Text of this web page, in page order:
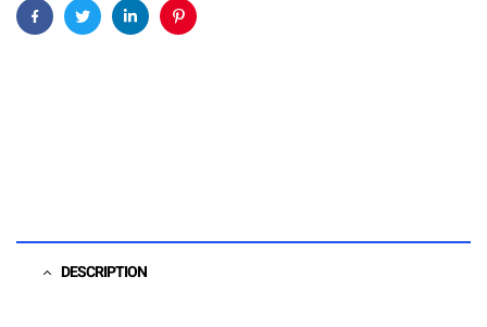
FacebookTwitterLinkedinPinterest
DESCRIPTION